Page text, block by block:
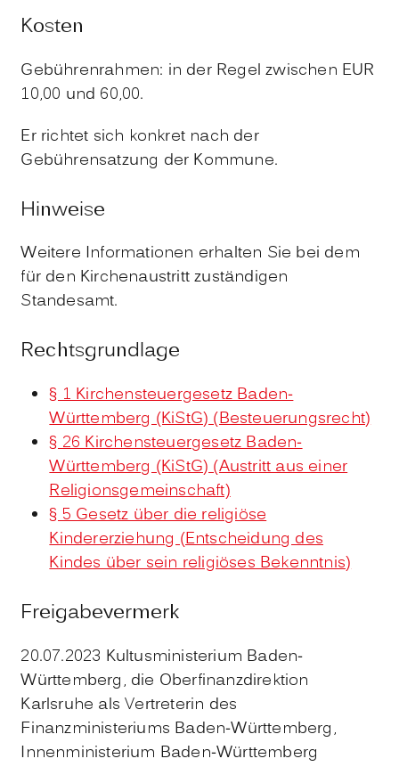
Kosten
Gebührenrahmen: in der Regel zwischen EUR
10,00 und 60,00.
Er richtet sich konkret nach der
Gebührensatzung der Kommune.
Hinweise
Weitere Informationen erhalten Sie bei dem
für den Kirchenaustritt zuständigen
Standesamt.
Rechtsgrundlage
§ 1 Kirchensteuergesetz Baden-
Württemberg (KiStG) (Besteuerungsrecht)
§ 26 Kirchensteuergesetz Baden-
Württemberg (KiStG) (Austritt aus einer
Religionsgemeinschaft)
§ 5 Gesetz über die religiöse
Kindererziehung (Entscheidung des
Kindes über sein religiöses Bekenntnis)
Freigabevermerk
20.07.2023 Kultusministerium Baden-
Württemberg, die Oberfinanzdirektion
Karlsruhe als Vertreterin des
Finanzministeriums Baden-Württemberg,
Innenministerium Baden-Württemberg